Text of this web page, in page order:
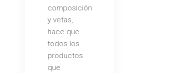
composición
y vetas,
hace que
todos los
productos
que